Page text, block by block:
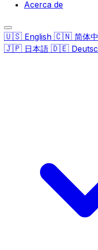
Acerca de
🇺🇸 English 🇨🇳 简体
🇯🇵 日本語 🇩🇪